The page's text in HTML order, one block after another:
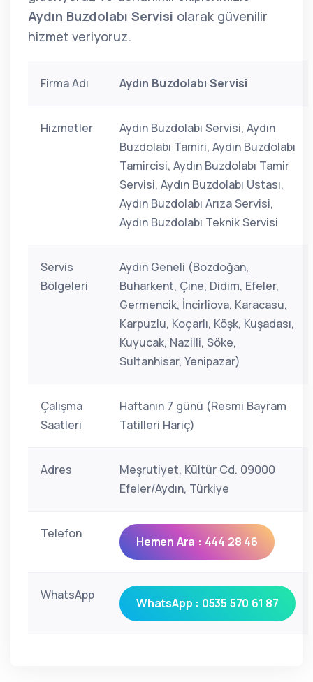
Aydın Buzdolabı Servisi olarak güvenilir
hizmet veriyoruz.
Firma Adı Aydın Buzdolabı Servisi
Hizmetler
Aydın Buzdolabı Servisi, Aydın
Buzdolabı Tamiri, Aydın Buzdolabı
Tamircisi, Aydın Buzdolabı Tamir
Servisi, Aydın Buzdolabı Ustası,
Aydın Buzdolabı Arıza Servisi,
Aydın Buzdolabı Teknik Servisi
Servis
Bölgeleri
Aydın Geneli (Bozdoğan,
Buharkent, Çine, Didim, Efeler,
Germencik, İncirliova, Karacasu,
Karpuzlu, Koçarlı, Köşk, Kuşadası,
Kuyucak, Nazilli, Söke,
Sultanhisar, Yenipazar)
Çalışma
Saatleri
Haftanın 7 günü (Resmi Bayram
Tatilleri Hariç)
Adres
Meşrutiyet, Kültür Cd. 09000
Efeler/Aydın, Türkiye
Telefon
Hemen Ara : 444 28 46
WhatsApp
WhatsApp : 0535 570 61 87